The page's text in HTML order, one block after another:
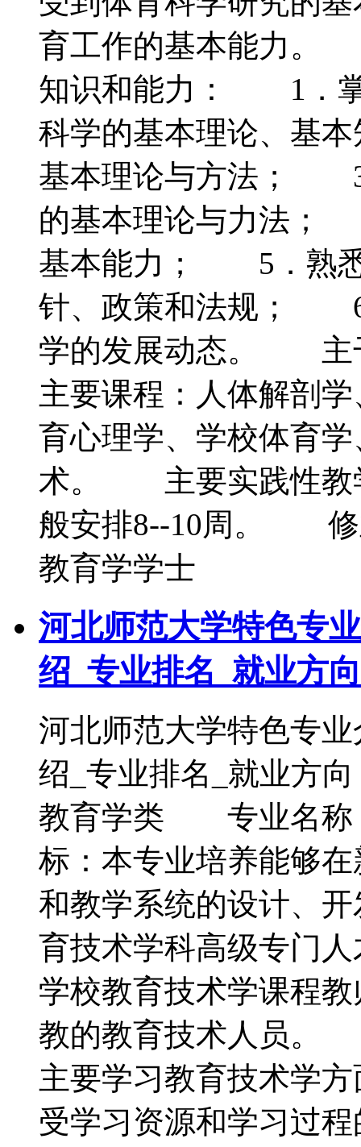
育工作的基本能力。
知识和能力： 1．掌
科学的基本理论、基
基本理论与方法； 3
的基本理论与力法；
基本能力； 5．熟悉
针、政策和法规； 6
学的发展动态。
主要课程：人体解剖
育心理学、学校体育
术。 主要实践性教
般安排8--10周。
教育学学士
河北师范大学特色专
绍_专业排名_就业方向
河北师范大学特色专
绍_专业排名_就业
教育学类 专业名称
标：本专业培养能够
和教学系统的设计、
育技术学科高级专门
学校教育技术学课程
教的教育技术人员。
主要学习教育技术学
受学习资源和学习过